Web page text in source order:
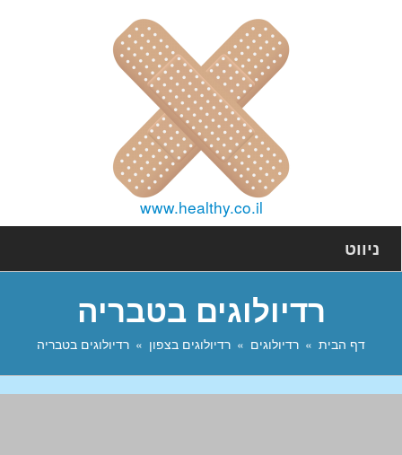
www.healthy.co.il
ניווט
רדיולוגים בטבריה
דף הבית רדיולוגים רדיולוגים בצפון רדיולוגים בטבריה